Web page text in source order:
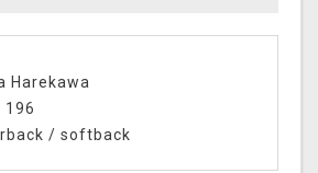
Harekawa
196
/ softback